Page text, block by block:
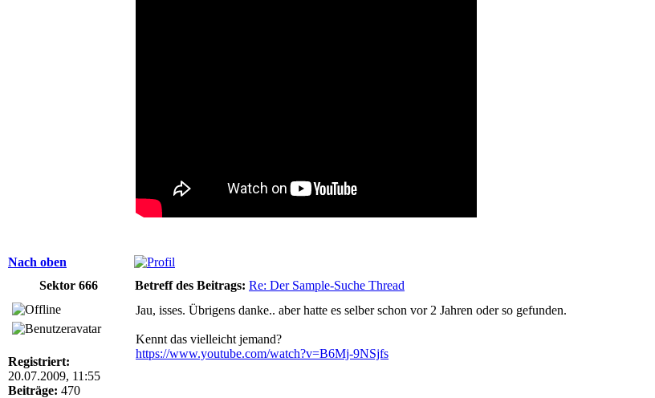
Nach oben
Sektor 666
Betreff des Beitrags: Re: Der Sample-Suche Thread
Registriert:
20.07.2009, 11:55
Beiträge: 470
Jau, isses. Übrigens danke.. aber hatte es selber schon vor 2 Jahren oder so gefunden.
Kennt das vielleicht jemand?
https://www.youtube.com/watch?v=B6Mj-9NSjfs